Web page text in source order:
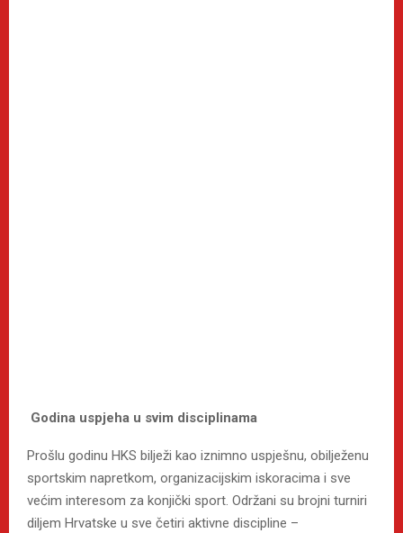
Godina uspjeha u svim disciplinama
Prošlu godinu HKS bilježi kao iznimno uspješnu, obilježenu
sportskim napretkom, organizacijskim iskoracima i sve
većim interesom za konjički sport. Održani su brojni turniri
diljem Hrvatske u sve četiri aktivne discipline –